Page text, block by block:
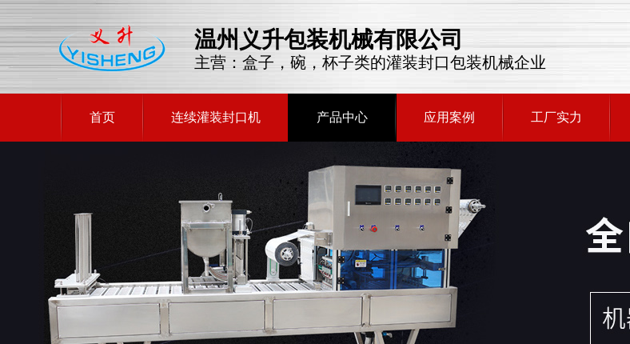
温州义升包装机械有限公司
主营：盒子，碗，杯子类的灌装封口包装机械企业
首页 连续灌装封口机 产品中心 应用案例 工厂实力